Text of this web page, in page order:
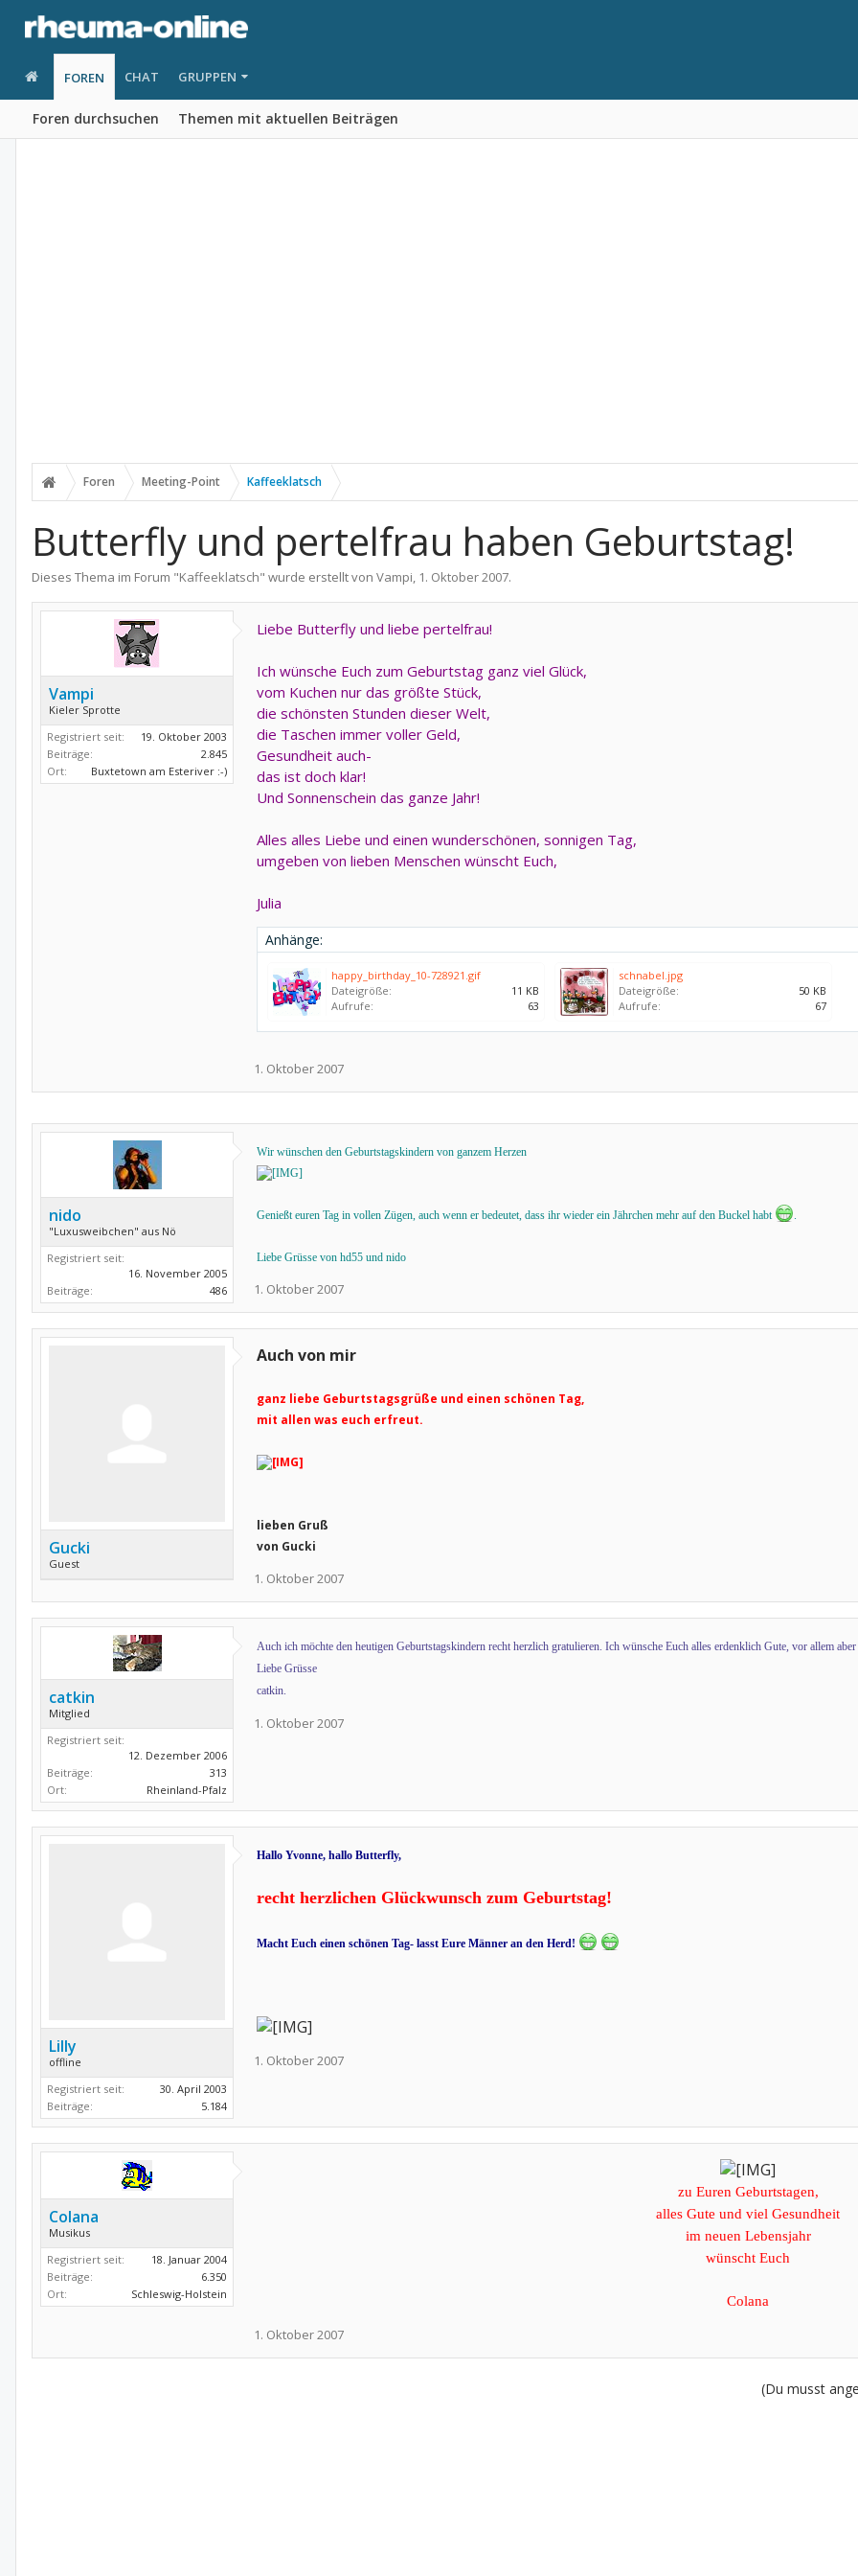
FOREN
Foren durchsuchen Themen mit aktuellen Beiträgen
CHAT GRUPPEN
Foren Meeting-Point Kaffeeklatsch
Butterfly und pertelfrau haben Geburtstag!
Dieses Thema im Forum "Kaffeeklatsch" wurde erstellt von Vampi, 1. Oktober 2007.
Vampi
Kieler Sprotte
Registriert seit:
19. Oktober 2003
Beiträge:
2.845
Ort:
Buxtetown am Esteriver :-)
Liebe Butterfly und liebe pertelfrau!
Ich wünsche Euch zum Geburtstag ganz viel Glück,
vom Kuchen nur das größte Stück,
die schönsten Stunden dieser Welt,
die Taschen immer voller Geld,
Gesundheit auch-
das ist doch klar!
Und Sonnenschein das ganze Jahr!
Alles alles Liebe und einen wunderschönen, sonnigen Tag,
umgeben von lieben Menschen wünscht Euch,
Julia
Anhänge:
happy_birthday_10-728921.gif
Dateigröße:
11 KB
Aufrufe:
63
schnabel.jpg
Dateigröße:
50 KB
Aufrufe:
67
1. Oktober 2007
nido
"Luxusweibchen" aus Nö
Registriert seit:
16. November 2005
Beiträge:
486
Wir wünschen den Geburtstagskindern von ganzem Herzen
Genießt euren Tag in vollen Zügen, auch wenn er bedeutet, dass ihr wieder ein Jährchen mehr auf den Buckel habt .
Liebe Grüsse von hd55 und nido
1. Oktober 2007
Gucki
Guest
Auch von mir
ganz liebe Geburtstagsgrüße und einen schönen Tag,
mit allen was euch erfreut.
lieben Gruß
von Gucki
1. Oktober 2007
catkin
Mitglied
Registriert seit:
12. Dezember 2006
Beiträge:
313
Ort:
Rheinland-Pfalz
Auch ich möchte den heutigen Geburtstagskindern recht herzlich gratulieren. Ich wünsche Euch alles erdenklich Gute, vor allem
Liebe Grüsse
catkin.
1. Oktober 2007
Lilly
offline
Registriert seit:
30. April 2003
Beiträge:
5.184
Hallo Yvonne, hallo Butterfly,
recht herzlichen Glückwunsch zum Geburtstag!
Macht Euch einen schönen Tag- lasst Eure Männer an den Herd!
1. Oktober 2007
Colana
Musikus
Registriert seit:
18. Januar 2004
Beiträge:
6.350
Ort:
Schleswig-Holstein
zu Euren Geburtstagen,
alles Gute und viel Gesundheit
im neuen Lebensjahr
wünscht Euch
Colana
1. Oktober 2007
(Du musst